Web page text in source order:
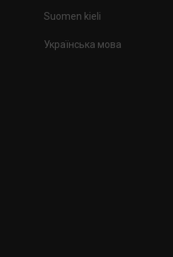
Suomen kieli
Українська мова